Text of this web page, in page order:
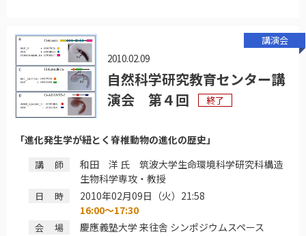
講演会
2010.02.09
自然科学研究教育センター講
演会 第４回
終了
「進化発生学が紐とく脊椎動物の進化の歴史」
講師
和田 洋 氏 筑波大学生命環境科学研究科構造
生物科学専攻・教授
日時
2010年02月09日（火）21:58
16:00～17:30
会場 慶應義塾大学 来往舎 シンポジウムスペース